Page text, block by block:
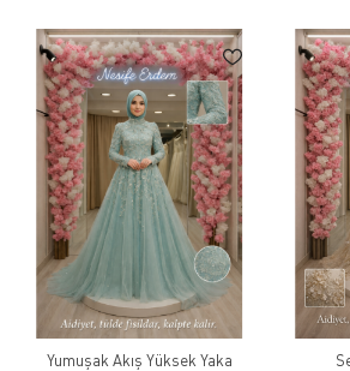
Yumuşak Akış Yüksek Yaka